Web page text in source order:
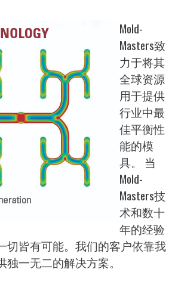
Mold-
Masters致
力于将其
全球资源
用于提供
行业中最
佳平衡性
能的模
具。 当
Mold-
Masters技
术和数十
年的经验
切皆有可能。我们的客户依靠我
一无二的解决方案。